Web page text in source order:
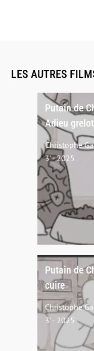
LES AUTRES
Putain de
Adieu
Christophe
3' - 2025
Putain de
cuire
Christophe
3' - 2025